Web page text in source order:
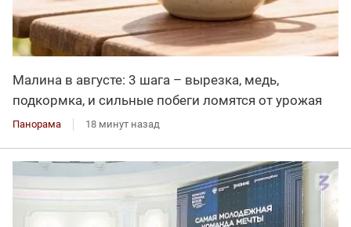
Малина в августе: 3 шага – вырезка, медь,
подкормка, и сильные побеги ломятся от урожая
Панорама 18 минут назад